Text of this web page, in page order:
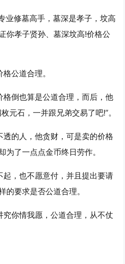
业修墓高手，墓深是孝子，坟高
你孝子贤孙、墓深坟高!价格公
格公道合理。
格倒也算是公道合理 ，而后，他
元石，一并跟兄弟交易了吧!”。
的人，他贪财，可是卖的价格
为了一点点金币终日劳作。
，也不愿意付，并且提出要请
的要求是否公道合理。
究你情我愿，公道合理 ，从不仗